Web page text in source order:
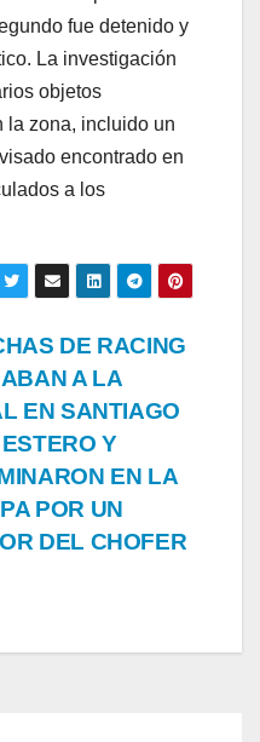
fue detenido y
La investigación
objetos
la zona, incluido un
encontrado en
a los
DE RACING
A LA
EN SANTIAGO
Y
EN LA
POR UN
DEL CHOFER